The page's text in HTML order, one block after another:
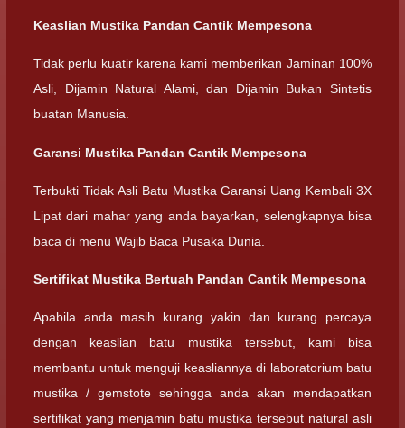
Keaslian Mustika Pandan Cantik Mempesona
Tidak perlu kuatir karena kami memberikan Jaminan 100%
Asli, Dijamin Natural Alami, dan Dijamin Bukan Sintetis
buatan Manusia.
Garansi Mustika Pandan Cantik Mempesona
Terbukti Tidak Asli Batu Mustika Garansi Uang Kembali 3X
Lipat dari mahar yang anda bayarkan, selengkapnya bisa
baca di menu Wajib Baca Pusaka Dunia.
Sertifikat Mustika Bertuah Pandan Cantik Mempesona
Apabila anda masih kurang yakin dan kurang percaya
dengan keaslian batu mustika tersebut, kami bisa
membantu untuk menguji keasliannya di laboratorium batu
mustika / gemstote sehingga anda akan mendapatkan
sertifikat yang menjamin batu mustika tersebut natural asli